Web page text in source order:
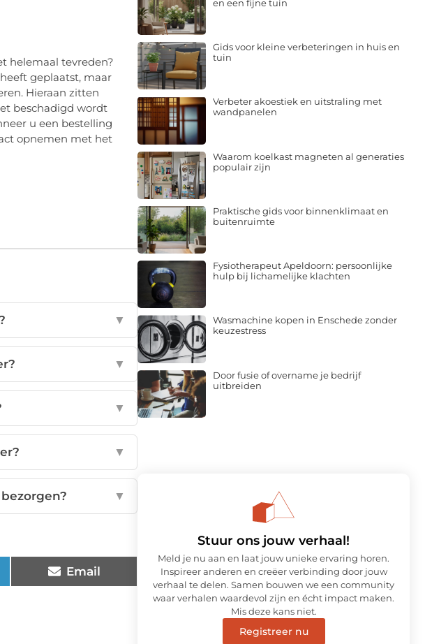
helemaal tevreden?
geplaatst, maar
Hieraan zitten
beschadigd wordt
u een bestelling
opnemen met het
▼
▼
▼
▼
▼
Email
en een fijne tuin
Gids voor kleine verbeteringen in huis en
tuin
Verbeter akoestiek en uitstraling met
wandpanelen
Waarom koelkast magneten al generaties
populair zijn
Praktische gids voor binnenklimaat en
buitenruimte
Fysiotherapeut Apeldoorn: persoonlijke
hulp bij lichamelijke klachten
Wasmachine kopen in Enschede zonder
keuzestress
Door fusie of overname je bedrijf
uitbreiden
Stuur ons jouw verhaal!
Meld je nu aan en laat jouw unieke ervaring horen.
Inspireer anderen en creëer verbinding door jouw
verhaal te delen. Samen bouwen we een community
waar verhalen waardevol zijn en écht impact maken.
Mis deze kans niet.
Registreer nu